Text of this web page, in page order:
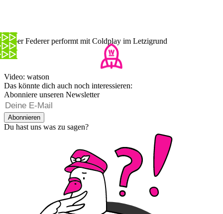
Roger Federer performt mit Coldplay im Letzigrund
Video: watson
Das könnte dich auch noch interessieren:
Abonniere unseren Newsletter
Abonnieren
Du hast uns was zu sagen?